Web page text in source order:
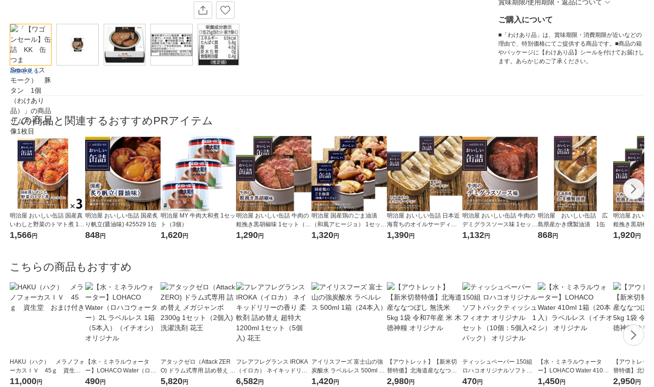
画像を見る
賞味期限/使用期限・返品について
ご購入について
■「わけあり品」は、賞味期限・消費期限が近いなどの
理由で、特別価格にてご提供する商品です。■商品の箱
やパッケージに【わけあり品】シールを付けてお届けし
ます。あらかじめご了承ください。
この商品と関連するおすすめPRアイテム
明治屋 おいしい缶詰 国産真
いわしと野菜のトマト煮 1セ
ット（3缶）
1,566円
明治屋 おいしい缶詰 国産炙
り帆立(醤油味) 425529 1缶
848円
明治屋 MY 牛肉大和煮 1セッ
ト（3個）
1,620円
明治屋 おいしい缶詰 牛肉の
粗挽き黒胡椒味 1セット（2
缶）
1,290円
明治屋 国産鶏のごま油漬
（和風アヒージョ） 1セット
（3缶）
1,320円
明治屋 おいしい缶詰 日本近
海育ちのオイルサーディン 1
セット（2缶）
1,390円
明治屋 おいしい缶詰 牛肉の
デミグラスソース味 1セット
（2缶）
1,132円
明治屋 おいしい缶詰 広
島県産かき燻製油漬 1缶
868円
明治屋 おいし
粗挽き黒胡椒
缶）
1,920円
こちらの商品もおすすめ
HAKU（ハク） メラノフォ
ーカスＩＶ 45ｇ 資生
堂 おまけ付き
11,000円
【水・ミネラルウォータ
ー】LOHACO Water（ロハ
コウォーター）2L ラベルレ
490円
アタックゼロ（Attack ZER
O) ドラム式専用 詰め替え メ
ガジャンボ 2300g 1セット
5,820円
フレアフレグランス IROKA
（イロカ） ネイキッドリリ
ーの香り 柔軟剤 詰め替え 超
6,582円
アイリスフーズ 富士山の強
炭酸水 ラベルレス 500ml 1
箱（24本入）
1,420円
【アウトレット】【新米切
替特価】北海道産ななつぼ
し 無洗米 5kg 1袋 令和7年産
2,980円
ティッシュペーパー 150組
ロハコオリジナルソフトパ
ックティッシュ フィオナ オ
470円
【水・ミネラルウォータ
ー】LOHACO Water 410ml
1箱（20本入）ラベルレス
1,450円
【アウトレッ
替特価】北海
し 精白米 5kg
2,950円